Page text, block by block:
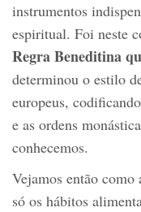
instrumentos
espiritual. Foi neste
Regra Beneditina
determinou o estilo
europeus,
e as ordens
conhecemos.
Vejamos então
só os hábitos